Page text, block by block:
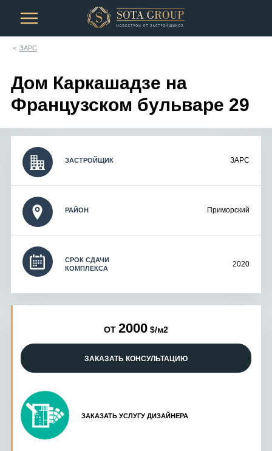
ЗАРС
Дом Каркашадзе на
Французском бульваре 29
ЗАСТРОЙЩИК ЗАРС
РАЙОН Приморский
СРОК СДАЧИ
КОМПЛЕКСА
2020
ОТ 2000 $/м2
ЗАКАЗАТЬ КОНСУЛЬТАЦИЮ
ЗАКАЗАТЬ УСЛУГУ ДИЗАЙНЕРА